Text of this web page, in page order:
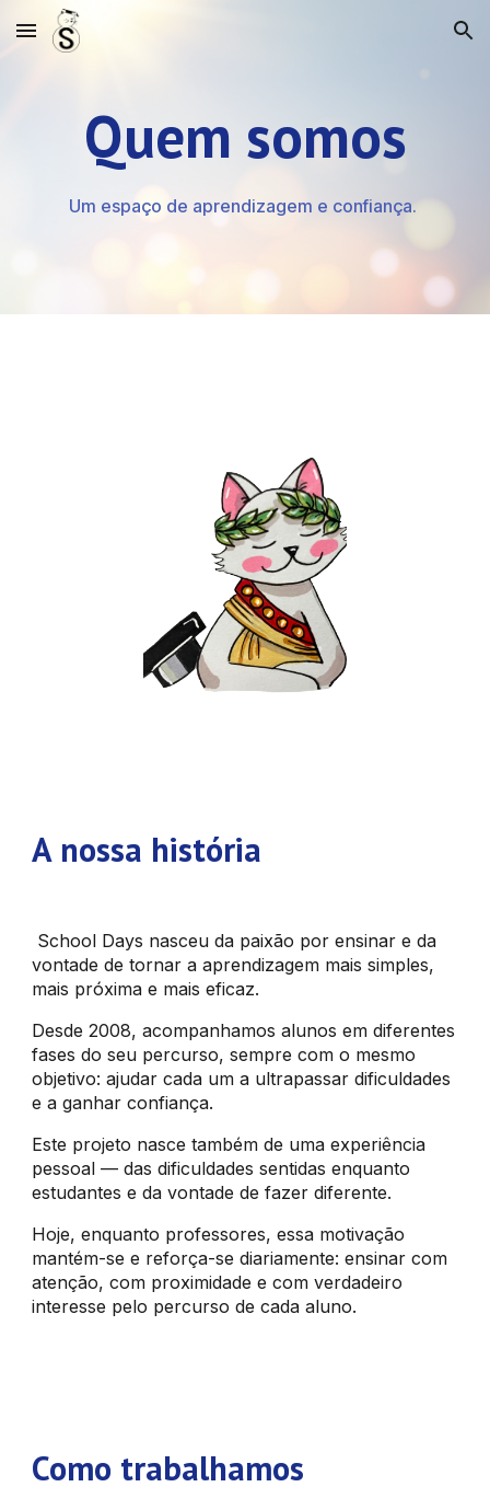
Skip to main content Skip to navigation
Quem somos
Um espaço de aprendizagem e confiança.
A nossa história
School Days nasceu da paixão por ensinar e da
vontade de tornar a aprendizagem mais simples,
mais próxima e mais eficaz.
Desde 2008, acompanhamos alunos em diferentes
fases do seu percurso, sempre com o mesmo
objetivo: ajudar cada um a ultrapassar dificuldades
e a ganhar confiança.
Este projeto nasce também de uma experiência
pessoal — das dificuldades sentidas enquanto
estudantes e da vontade de fazer diferente.
Hoje, enquanto professores, essa motivação
mantém-se e reforça-se diariamente: ensinar com
atenção, com proximidade e com verdadeiro
interesse pelo percurso de cada aluno.
Como trabalhamos